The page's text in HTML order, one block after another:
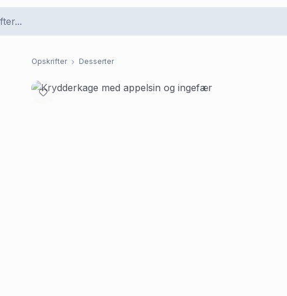
Opskrifter Desserter